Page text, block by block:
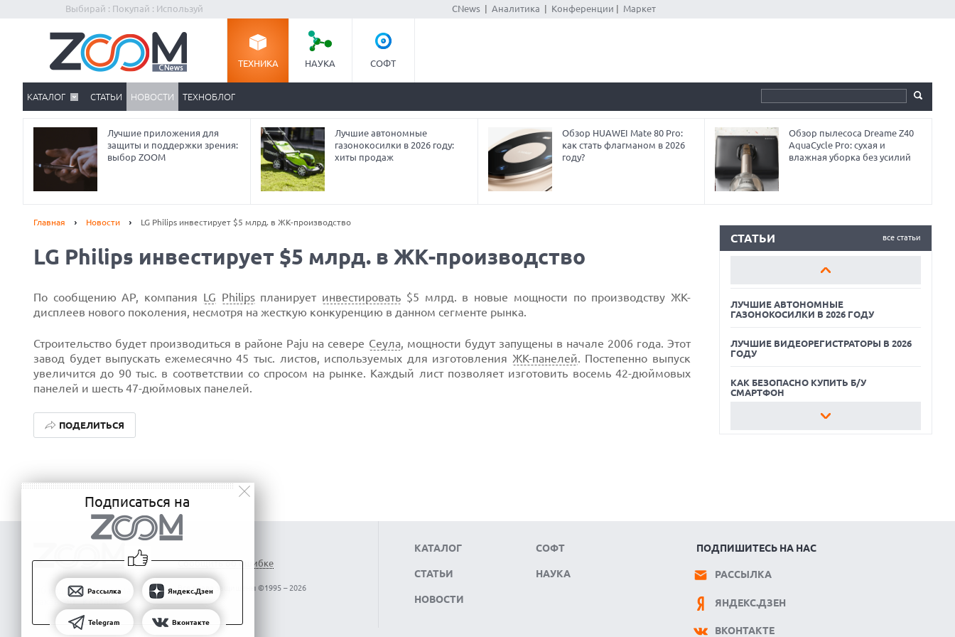
Выбирай : Покупай : Используй CNews| Аналитика Конференции Маркет
ТЕХНИКА НАУКА СОФТ
КАТАЛОГ СТАТЬИ НОВОСТИ ТЕХНОБЛОГ
Лучшие приложения для
защиты и поддержки зрения:
выбор ZOOM
Лучшие автономные
газонокосилки в 2026 году:
хиты продаж
Обзор HUAWEI Mate 80 Pro:
как стать флагманом в 2026
году?
Обзор пылесоса Dreame Z40
AquaCycle Pro: сухая и
влажная уборка без усилий
Главная Новости LG Philips инвестирует $5 млрд. в ЖК-производство
LG Philips инвестирует $5 млрд. в ЖК-производство
По сообщению АР, компания LG Philipsпланирует инвестировать $5 млрд. в новые мощности по производству ЖК-
дисплеев нового поколения, несмотря на жесткую конкуренцию в данном сегменте рынка.
Строительство будет производиться в районе Paju на севере Сеула, мощности будут запущены в начале 2006 года. Этот
завод будет выпускать ежемесячно 45 тыс. листов, используемых для изготовления ЖК-панелей. Постепенно выпуск
увеличится до 90 тыс. в соответствии со спросом на рынке. Каждый лист позволяет изготовить восемь 42-дюймовых
панелей и шесть 47-дюймовых панелей.
ПОДЕЛИТЬСЯ
все статьи
СТАТЬИ
ЛУЧШИЕ АВТОНОМНЫЕ
ЛУЧШИЕ ВИДЕОРЕГИСТРАТОРЫ В 2026
ГОДУ
КАК БЕЗОПАСНО КУПИТЬ Б/У
ЛУЧШИЕ АВТОНОМНЫЕ
ГАЗОНОКОСИЛКИ В 2026 ГОДУ
ЛУЧШИЕ ВИДЕОРЕГИСТРАТОРЫ В 2026
ГОДУ
КАК БЕЗОПАСНО КУПИТЬ Б/У
СМАРТФОН
ЛУЧШИЕ АВТОНОМНЫЕ
Prev
Об издании
Реклама
Вакансии
Контакты
Сообщить об ошибке
Все права защищены ©1995 – 2026
КАТАЛОГ
СТАТЬИ
НОВОСТИ
СОФТ
НАУКА
ПОДПИШИТЕСЬ НА НАС
РАССЫЛКА
ЯНДЕКС.ДЗЕН
ВКОНТАКТЕ
Подписаться на
Рассылка Яндекс.Дзен
Telegram Вконтакте